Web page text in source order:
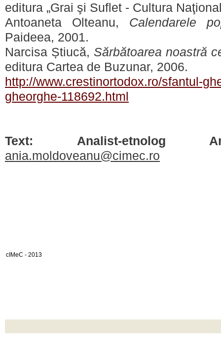
editura „Grai şi Suflet - Cultura
Antoaneta Olteanu, Calendarele
Paideea, 2001.
Narcisa Știucă, Sărbătoarea noastră
editura Cartea de Buzunar, 2006.
http://www.crestinortodox.ro/sfantul-
gheorghe-118692.html
Text: Analist-etnolog
ania.moldoveanu@cimec.ro
cIMeC - 2013